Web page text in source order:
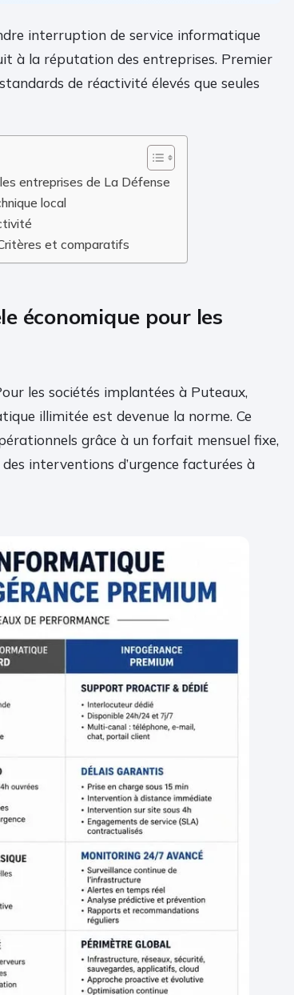
interruption de service informatique
à la réputation des entreprises. Premier
de réactivité élevés que seules
entreprises de La Défense
local
et comparatifs
économique pour les
les sociétés implantées à Puteaux,
illimitée est devenue la norme. Ce
grâce à un forfait mensuel fixe,
interventions d’urgence facturées à